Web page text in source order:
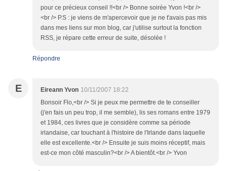
pour ce précieux conseil !!<br /> Bonne soirée Yvon !<br />
<br /> P.S : je viens de m'apercevoir que je ne t'avais pas mis
dans mes liens sur mon blog, car j'utilise surtout la fonction
RSS, je répare cette erreur de suite, désolée !
Répondre
E Eireann Yvon 10/11/2007 18:22
Bonsoir Flo,<br /> Si je peux me permettre de te conseiller
(j'en fais un peu trop, il me semble), lis ses romans entre 1979
et 1984, ces livres que je considère comme sa période
irlandaise, car touchant à l'histoire de l'Irlande dans laquelle
elle est excellente.<br /> Ensuite je suis moins réceptif, mais
est-ce mon côté masculin?<br /> A bientôt.<br /> Yvon